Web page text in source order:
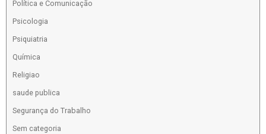
Política e Comunicação
Psicologia
Psiquiatria
Química
Religiao
saude publica
Segurança do Trabalho
Sem categoria